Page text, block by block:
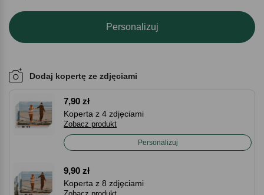
Personalizuj
Dodaj kopertę ze zdjęciami
7,90 zł
Koperta z 4 zdjęciami
Zobacz produkt
Personalizuj
9,90 zł
Koperta z 8 zdjęciami